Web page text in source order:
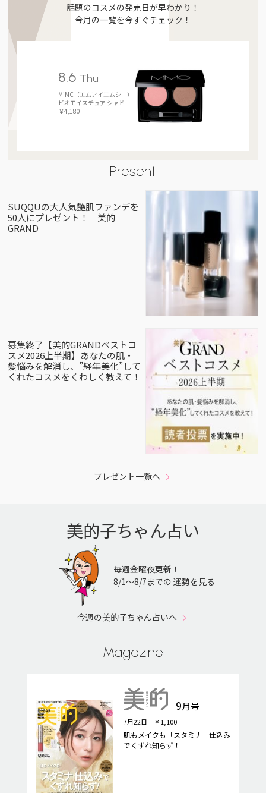
話題のコスメの発売日が早わかり！
今月の一覧を今すぐチェック！
8.6 Thu
MiMC（エムアイエムシー）
ビオモイスチュア シャドー
￥4,180
Present
SUQQUの大人気艶肌ファンデを
50人にプレゼント！｜美的
GRAND
募集終了【美的GRANDベストコ
スメ2026上半期】あなたの肌・
髪悩みを解消し、”経年美化”して
くれたコスメをくわしく教えて！
プレゼント一覧へ
美的子ちゃん占い
毎週金曜夜更新！
8/1〜8/7までの 運勢を見る
今週の美的子ちゃん占いへ
Magazine
9月号
7月22日 ￥1,100
肌もメイクも「スタミナ」仕込み
でくずれ知らず！